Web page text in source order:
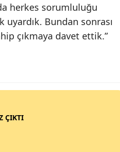
herkes sorumluluğu
uyardık. Bundan sonrası
çıkmaya davet ettik.”
ÇIKTI